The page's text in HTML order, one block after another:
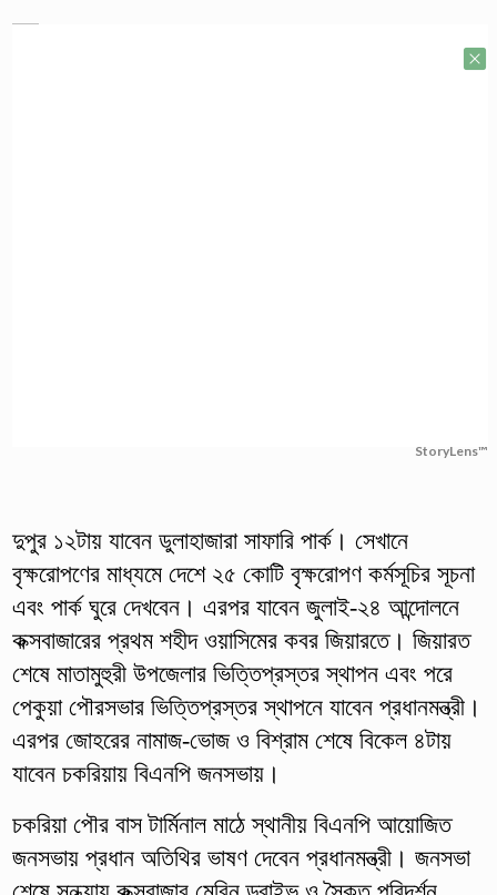
StoryLens™
দুপুর ১২টায় যাবেন ডুলাহাজারা সাফারি পার্ক। সেখানে
বৃক্ষরোপণের মাধ্যমে দেশে ২৫ কোটি বৃক্ষরোপণ কর্মসূচির সূচনা
এবং পার্ক ঘুরে দেখবেন। এরপর যাবেন জুলাই-২৪ আন্দোলনে
কক্সবাজারের প্রথম শহীদ ওয়াসিমের কবর জিয়ারতে। জিয়ারত
শেষে মাতামুহুরী উপজেলার ভিত্তিপ্রস্তর স্থাপন এবং পরে
পেকুয়া পৌরসভার ভিত্তিপ্রস্তর স্থাপনে যাবেন প্রধানমন্ত্রী।
এরপর জোহরের নামাজ-ভোজ ও বিশ্রাম শেষে বিকেল ৪টায়
যাবেন চকরিয়ায় বিএনপি জনসভায়।
চকরিয়া পৌর বাস টার্মিনাল মাঠে স্থানীয় বিএনপি আয়োজিত
জনসভায় প্রধান অতিথির ভাষণ দেবেন প্রধানমন্ত্রী। জনসভা